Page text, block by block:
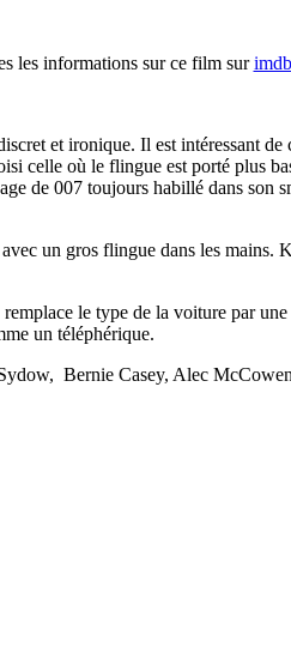
les informations sur ce film surimdb
et ironique. Il est intéressant de
celle où le flingue est porté plus
de 007 toujours habillé dans
un gros flingue dans les mains.
le type de la voiture par
un téléphérique.
Bernie Casey, Alec